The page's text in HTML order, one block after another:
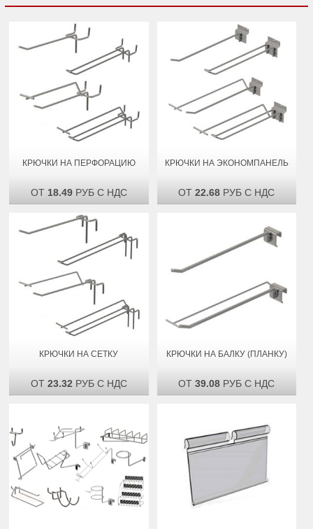
КРЮЧКИ НА ПЕРФОРАЦИЮ
ОТ 18.49РУБ С НДС
КРЮЧКИ НА ЭКОНОМПАНЕЛЬ
ОТ22.68 РУБ С НДС
КРЮЧКИ НА СЕТКУ
ОТ 23.32РУБ С НДС
КРЮЧКИ НА БАЛКУ (ПЛАНКУ)
ОТ39.08 РУБ С НДС